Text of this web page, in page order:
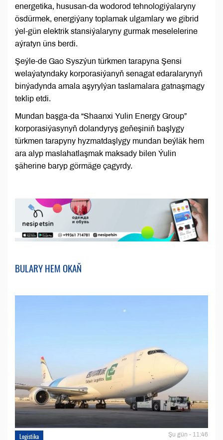
energetika, hususan-da wodorod tehnologiýalaryny
ösdürmek, energiýany toplamak ulgamlary we gibrid
ýel-gün elektrik stansiýalaryny gurmak meselelerine
aýratyn üns berdi.
Şeýle-de Gao Syszýun türkmen tarapyna Şensi
welaýatyndaky korporasiýanyň senagat edaralarynyň
binýadynda amala aşyrylýan taslamalara gatnaşmagy
teklip etdi.
Mundan başga-da “Shaanxi Yulin Energy Group”
korporasiýasynyň dolandyryş geňeşiniň başlygy
türkmen tarapyny hyzmatdaşlygy mundan beýläk hem
ara alyp maslahatlaşmak maksady bilen Ýulin
şäherine baryp görmäge çagyrdy.
BULARY HEM OKAŇ
Logistika Şu gün - 11:46